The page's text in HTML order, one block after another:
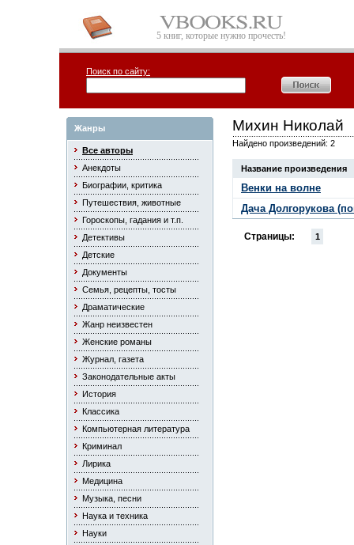
5 книг, которые нужно прочесть!
Поиск по сайту:
Жанры
Все авторы
Анекдоты
Биографии, критика
Путешествия, животные
Гороскопы, гадания и т.п.
Детективы
Детские
Документы
Семья, рецепты, тосты
Драматические
Жанр неизвестен
Женские романы
Журнал, газета
Законодательные акты
История
Классика
Компьютерная литература
Криминал
Лирика
Медицина
Музыка, песни
Наука и техника
Науки
Михин Николай
Найдено произведений: 2
Название произведения
Венки на волне
Дача Долгорукова
Страницы: 1